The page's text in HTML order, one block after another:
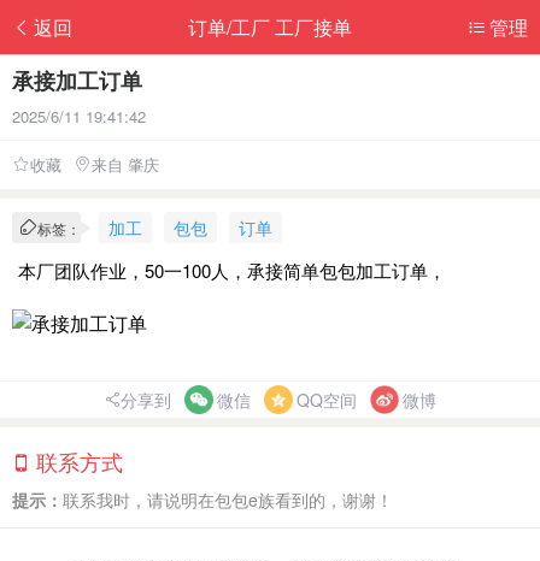
返回 管理
订单/工厂 工厂接单
承接加工订单
2025/6/11 19:41:42
收藏 来自 肇庆
标签： 加工 包包 订单
本厂团队作业，50一100人，承接简单包包加工订单，
分享到 微信 QQ空间 微博
联系方式
提示： 联系我时，请说明在包包e族看到的，谢谢！